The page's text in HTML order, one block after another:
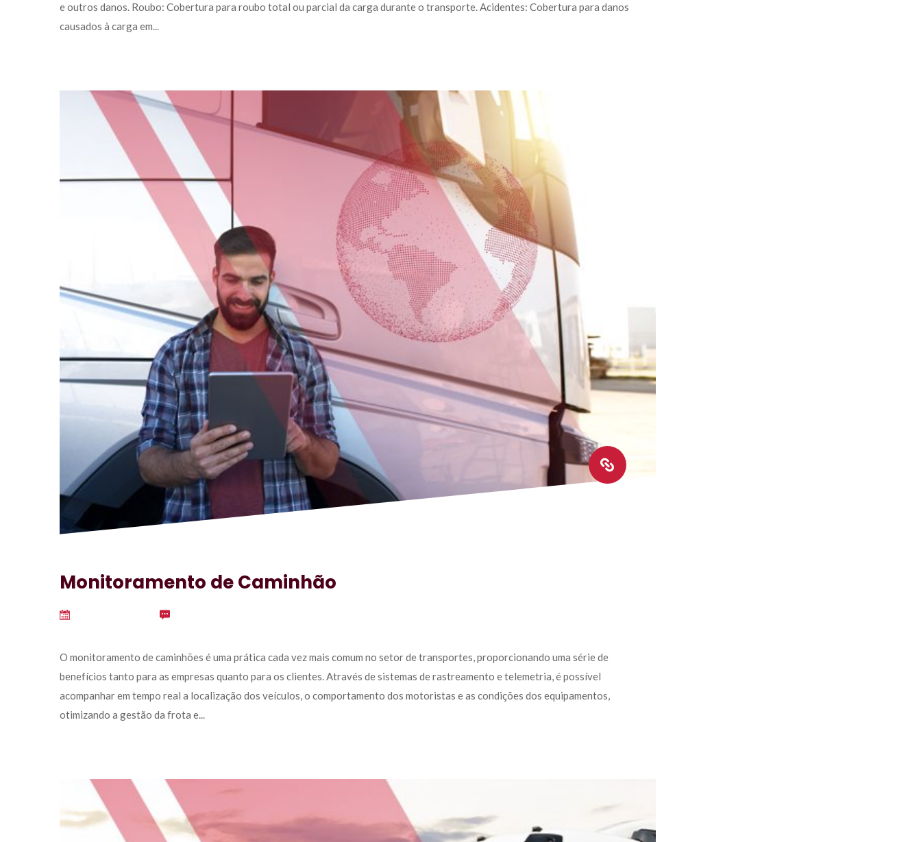
e outros danos. Roubo: Cobertura para roubo total ou parcial da carga durante o transporte. Acidentes: Cobertura para danos
causados à carga em...
Monitoramento de Caminhão
O monitoramento de caminhões é uma prática cada vez mais comum no setor de transportes, proporcionando uma série de
benefícios tanto para as empresas quanto para os clientes. Através de sistemas de rastreamento e telemetria, é possível
acompanhar em tempo real a localização dos veículos, o comportamento dos motoristas e as condições dos equipamentos,
otimizando a gestão da frota e...